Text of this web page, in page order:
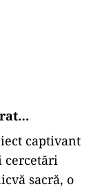
captivant
cercetări
sacră, o